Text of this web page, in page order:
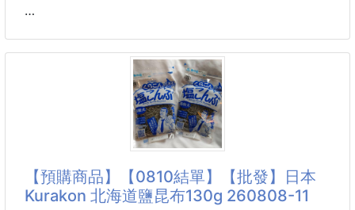
針對馬桶常見的黃垢、尿垢、水垢等頑固髒污，幫助分
解附著污垢，清潔更省力。
保鮮袋(買一送一)+贈
迪士尼四色原子筆 260711-01
miffy食品級密封保鮮袋，可愛米菲表情更兼具保鮮與
【預購商品】【0810結單】【批發】日本
Kurakon 北海道鹽昆布130g 260808-11